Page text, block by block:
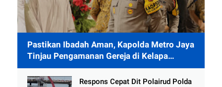
Pastikan Ibadah Aman, Kapolda Metro Jaya
Tinjau Pengamanan Gereja di Kelapa
Gading
Respons Cepat Dit Polairud Polda